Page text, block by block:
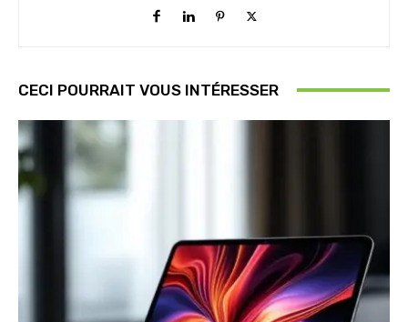
CECI POURRAIT VOUS INTÉRESSER